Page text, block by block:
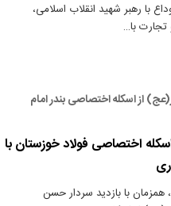
با رهبر شهید انقلاب اسلامی،
با…
از اسکله اختصاصی بندر امام
اختصاصی فولاد خوزستان با
دنیای معدن: سه‌شنبه ۲۸ بهمن‌ماه ۱۴۰۴، همزمان با بازدید سردار حسن